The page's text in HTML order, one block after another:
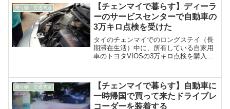
乗り物・交通関連
【チェンマイで暮らす】ディーラ
ーのサービスセンターで自動車の
3万キロ点検を受けた
タイのチェンマイでのロングステイ（長
期滞在生活）中に、所有している自家用
車のトヨタVIOSの3万キロ点検を購入し
乗り物・交通関連
【チェンマイで暮らす】自動車に
一時帰国で買って来たドライブレ
コーダーを装着する